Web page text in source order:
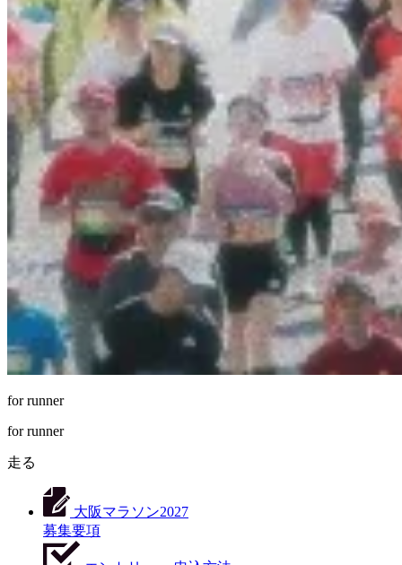
for runner
for runner
走る
大阪マラソン2027
募集要項